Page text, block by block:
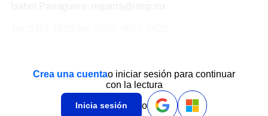
Crea una cuentao iniciar sesión para continuar
con la lectura
Inicia sesión o